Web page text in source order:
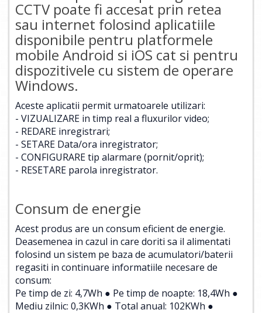
CCTV poate fi accesat prin retea
sau internet folosind aplicatiile
disponibile pentru platformele
mobile Android si iOS cat si pentru
dispozitivele cu sistem de operare
Windows.
Aceste aplicatii permit urmatoarele utilizari:
- VIZUALIZARE in timp real a fluxurilor video;
- REDARE inregistrari;
- SETARE Data/ora inregistrator;
- CONFIGURARE tip alarmare (pornit/oprit);
- RESETARE parola inregistrator.
Consum de energie
Acest produs are un consum eficient de energie.
Deasemenea in cazul in care doriti sa il alimentati
folosind un sistem pe baza de acumulatori/baterii
regasiti in continuare informatiile necesare de
consum:
Pe timp de zi: 4,7Wh ● Pe timp de noapte: 18,4Wh ●
Mediu zilnic: 0,3KWh ● Total anual: 102KWh ●